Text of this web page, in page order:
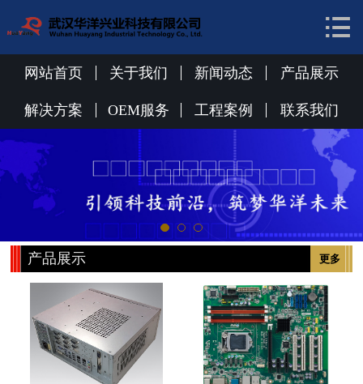
关于我们
新闻动态
解决方案
OEM服务
工程案例
联系我们

网站首页 关于我们 新闻动态 产品展示
解决方案 OEM服务 工程案例 联系我们
更多
产品展示